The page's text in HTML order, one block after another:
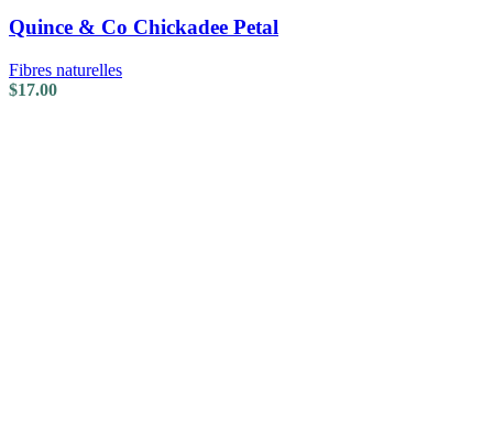
Quince & Co Chickadee Petal
Fibres naturelles
$17.00